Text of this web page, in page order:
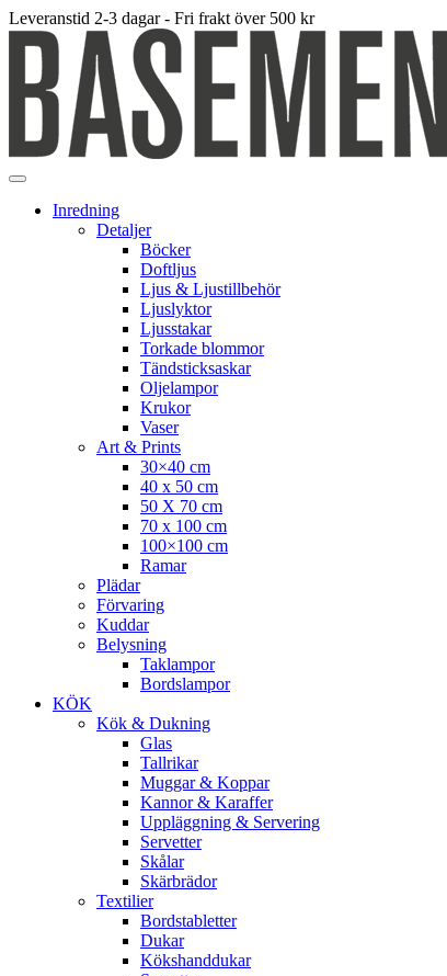
Leveranstid 2-3 dagar - Fri frakt över 500 kr
Inredning
Detaljer
Böcker
Doftljus
Ljus & Ljustillbehör
Ljuslyktor
Ljusstakar
Torkade blommor
Tändsticksaskar
Oljelampor
Krukor
Vaser
Art & Prints
30×40 cm
40 x 50 cm
50 X 70 cm
70 x 100 cm
100×100 cm
Ramar
Plädar
Förvaring
Kuddar
Belysning
Taklampor
Bordslampor
KÖK
Kök & Dukning
Glas
Tallrikar
Muggar & Koppar
Kannor & Karaffer
Uppläggning & Servering
Servetter
Skålar
Skärbrädor
Textilier
Bordstabletter
Dukar
Kökshanddukar